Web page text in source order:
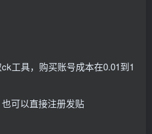
工具，购买账号成本在0.01到1
可以直接注册发贴